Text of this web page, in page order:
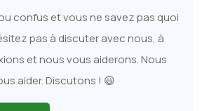
confus et vous ne savez pas quoi
pas à discuter avec nous, à
et nous vous aiderons. Nous
aider. Discutons ! 😃